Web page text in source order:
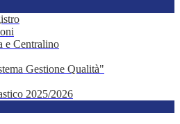
e Centralino
Gestione Qualità"
2025/2026